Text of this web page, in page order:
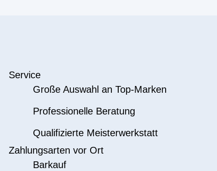
Service
Große Auswahl an Top-Marken
Professionelle Beratung
Qualifizierte Meisterwerkstatt
Zahlungsarten vor Ort
Barkauf